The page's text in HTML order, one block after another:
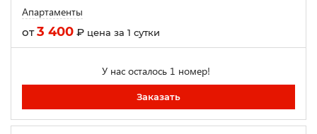
Апартаменты
от3 400 ₽ цена за 1 сутки
У нас осталось 1 номер!
Заказать